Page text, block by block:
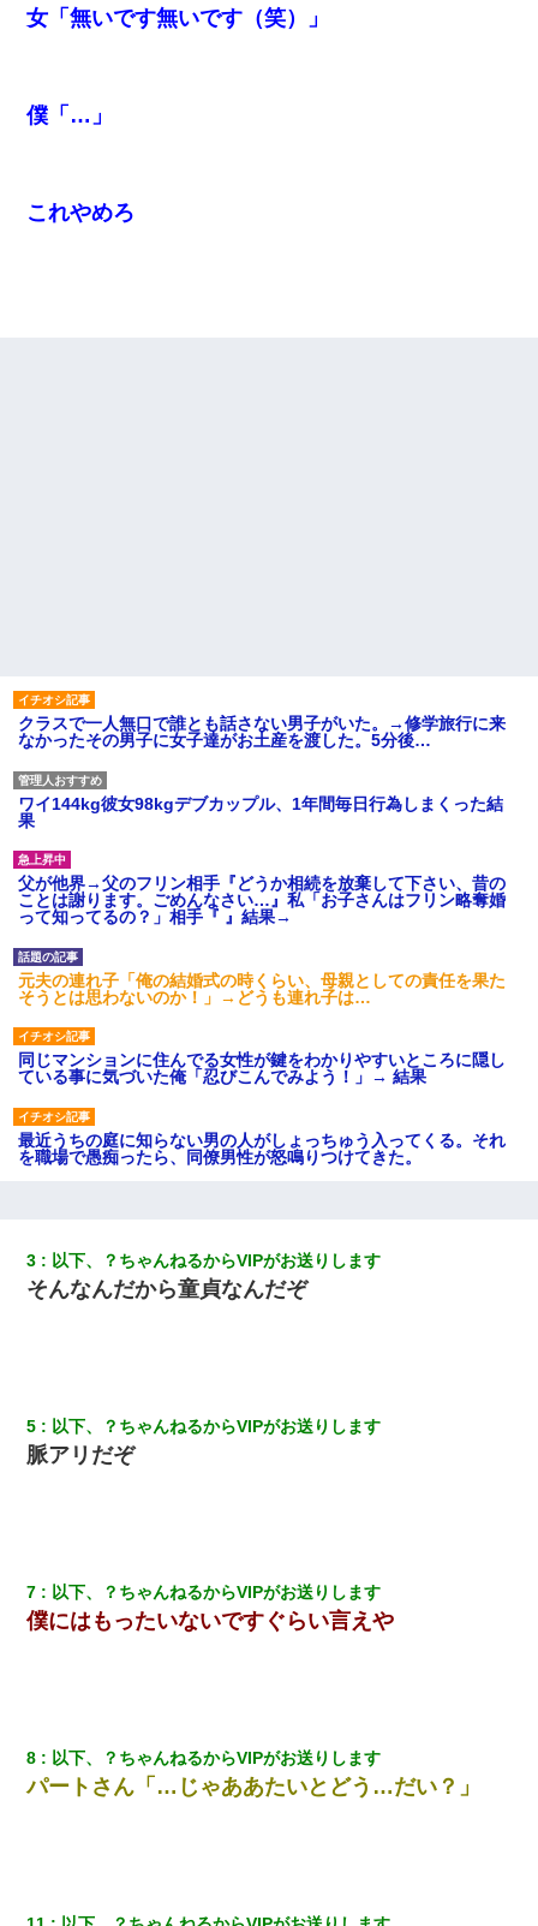
女「無いです無いです（笑）」
僕「…」
これやめろ
クラスで一人無口で誰とも話さない男子がいた。→修学旅行に来
なかったその男子に女子達がお土産を渡した。5分後…
ワイ144kg彼女98kgデブカップル、1年間毎日行為しまくった結
果
父が他界→父のフリン相手『どうか相続を放棄して下さい、昔の
ことは謝ります。ごめんなさい…』私「お子さんはフリン略奪婚
って知ってるの？」相手『 』結果→
元夫の連れ子「俺の結婚式の時くらい、母親としての責任を果た
そうとは思わないのか！」→どうも連れ子は…
同じマンションに住んでる女性が鍵をわかりやすいところに隠し
ている事に気づいた俺「忍びこんでみよう！」→ 結果
最近うちの庭に知らない男の人がしょっちゅう入ってくる。それ
を職場で愚痴ったら、同僚男性が怒鳴りつけてきた。
は」上司「言い訳しない！」→結果ｗｗｗｗｗ
かったため妹有責での離婚になり…
驚愕…
妊娠中に「おいこのブタ女！てめー席譲れ！」と絡まれ腹を殴る
時間弱・・・
3 以下、？ちゃんねるからVIPがお送りします
そんなんだから童貞なんだぞ
5 以下、？ちゃんねるからVIPがお送りします
脈アリだぞ
7 以下、？ちゃんねるからVIPがお送りします
僕にはもったいないですぐらい言えや
8 以下、？ちゃんねるからVIPがお送りします
パートさん「…じゃああたいとどう…だい？」